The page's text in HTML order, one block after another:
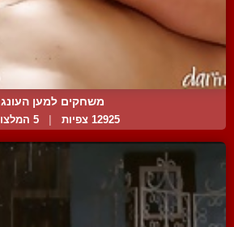
משחקים למען העונג
12925 צפיות 5 המלצות